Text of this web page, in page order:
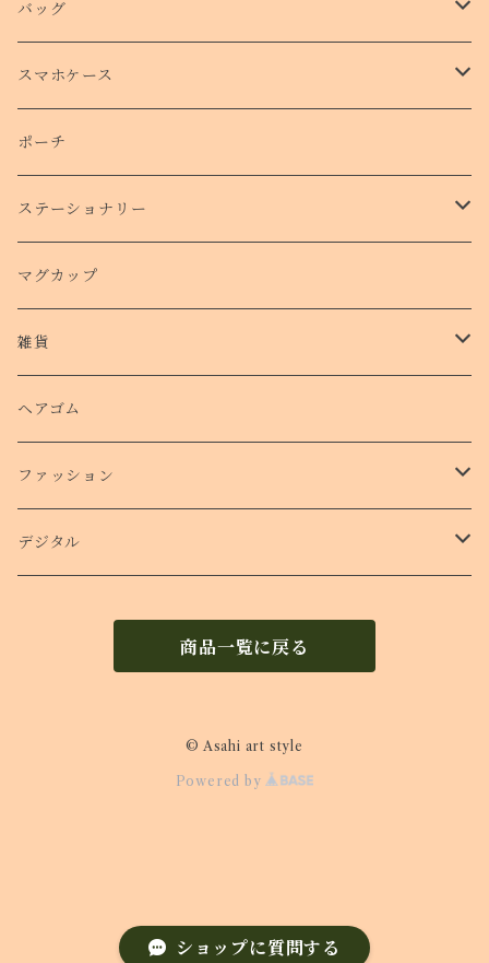
ショップに質問する
バッグ
トートバッグ
スマホケース
側面プリントハードケース
手帳型スマホケース
クリアケース
クッションバンパーケース
スマホリング
ショルダー付きケース
ポーチ
ステーショナリー
カード
クリアファイル
ステッカー
マグカップ
雑貨
パスケース
ヘアゴム
ファッション
Ｔシャツ
デジタル
商品一覧に戻る
© Asahi art style
Powered by